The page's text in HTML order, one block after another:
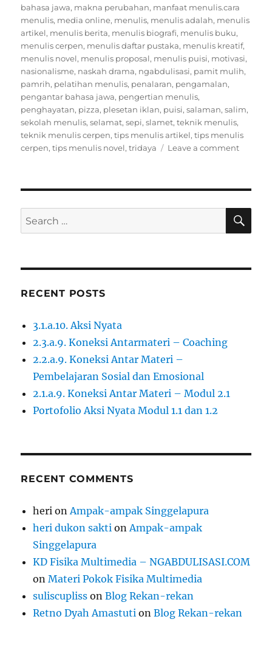
bahasa jawa, makna perubahan, manfaat menulis.cara
menulis, media online, menulis, menulis adalah, menulis
artikel, menulis berita, menulis biografi, menulis buku,
menulis cerpen, menulis daftar pustaka, menulis kreatif,
menulis novel, menulis proposal, menulis puisi, motivasi,
nasionalisme, naskah drama, ngabdulisasi, pamit mulih,
pamrih, pelatihan menulis, penalaran, pengamalan,
pengantar bahasa jawa, pengertian menulis,
penghayatan, pizza, plesetan iklan, puisi,salaman,salim,
sekolah menulis,selamat,sepi,slamet,teknik menulis,
teknik menulis cerpen,tips menulis artikel,tips menulis
cerpen,tips menulis novel,tridaya Leave a commenton
Search
for:
RECENT POSTS
3.1.a.10. Aksi Nyata
2.3.a.9. Koneksi Antarmateri – Coaching
2.2.a.9. Koneksi Antar Materi –
Pembelajaran Sosial dan Emosional
2.1.a.9. Koneksi Antar Materi – Modul 2.1
Portofolio Aksi Nyata Modul 1.1 dan 1.2
RECENT COMMENTS
heri on Ampak-ampak Singgelapura
heri dukon sakti on Ampak-ampak
Singgelapura
KD Fisika Multimedia – NGABDULISASI.COM
onMateri Pokok Fisika Multimedia
suliscupliss onBlog Rekan-rekan
Retno Dyah Amastuti onBlog Rekan-rekan